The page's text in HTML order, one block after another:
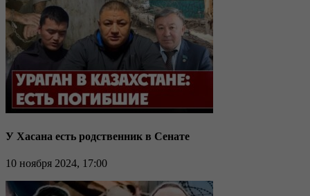
У Хасана есть родственник в Сенате
10 ноября 2024, 17:00